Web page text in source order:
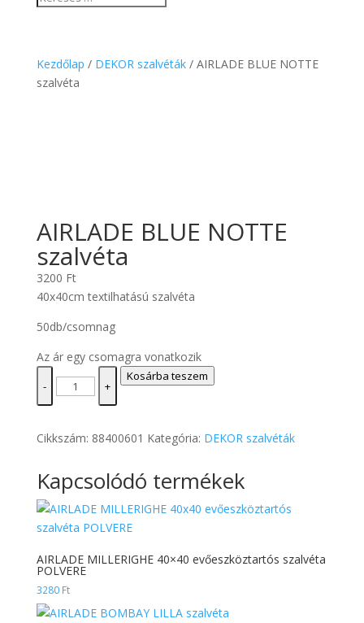
Kezdőlap / DEKOR szalvéták/ AIRLADE BLUE NOTTE
szalvéta
AIRLADE BLUE NOTTE
szalvéta
3200 Ft
40x40cm textilhatású szalvéta
50db/csomnag
Az ár egy csomagra vonatkozik
-
AIRLADE
BLUE
szalvéta
+
Kosárba teszem
Cikkszám: 88400601 Kategória: DEKOR szalvéták
Kapcsolódó termékek
AIRLADE MILLERIGHE 40×40 evőeszköztartós szalvéta
POLVERE
3280 Ft